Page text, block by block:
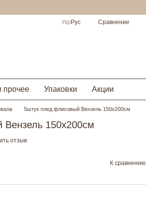
Укр Рус Сравнение
прочее Упаковки Акции
5штук плед флисовый Вензель 150х200см
150х200см
отзыв
К сравнению